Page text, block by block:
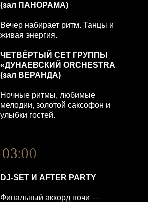
(зал ПАНОРАМА)
Вечер набирает ритм. Танцы и
живая энергия.
ЧЕТВЁРТЫЙ СЕТ ГРУППЫ
«ДУНАЕВСКИЙ ORCHESTRA
(зал ВЕРАНДА)
Ночные ритмы, любимые
мелодии, золотой саксофон и
улыбки гостей.
DJ-SET И AFTER PARTY
Финальный аккорд ночи —